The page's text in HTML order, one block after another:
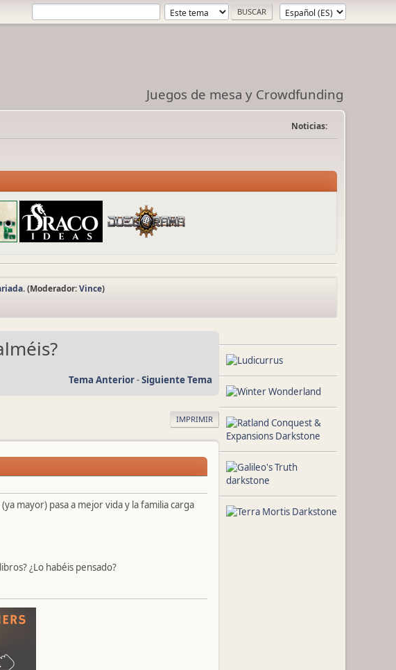
Juegos de mesa y Crowdfunding
Noticias:
(Moderador:Vince)
Tema Anterior-Siguiente Tema
IMPRIMIR
mayor) pasa a mejor vida y la familia carga
¿Lo habéis pensado?